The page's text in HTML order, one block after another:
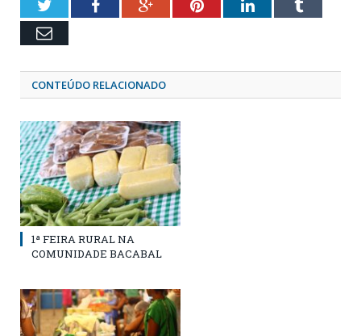
TwitterFacebookGoogle+PinterestLinkedInTumblr
Email
CONTEÚDO RELACIONADO
1ª FEIRA RURAL NA
COMUNIDADE BACABAL